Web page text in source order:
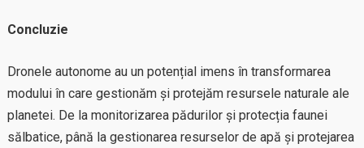
Concluzie
Dronele autonome au un potențial imens în transformarea
modului în care gestionăm și protejăm resursele naturale ale
planetei. De la monitorizarea pădurilor și protecția faunei
sălbatice, până la gestionarea resurselor de apă și protejarea